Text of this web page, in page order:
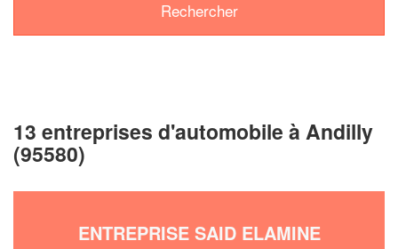
13 entreprises d'automobile à Andilly
(95580)
ENTREPRISE SAID ELAMINE